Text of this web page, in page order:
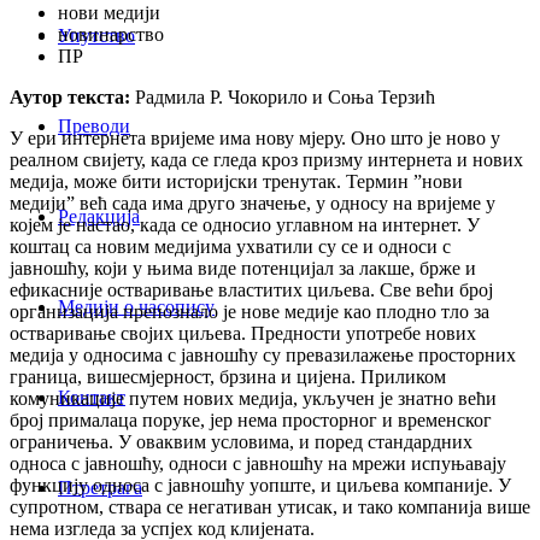
Упутство
Преводи
Редакција
Медији о часопису
Контакт
Птретрага
нови медији
новинарство
ПР
Аутор текста: Радмила Р. Чокорило и Соња Терзић
У ери интернета вријеме има нову мјеру. Oно што је ново у
реалном свијету, када се гледа кроз призму интернета и нових
медија, може бити историјски тренутак. Термин ”нови
медији” већ сада има друго значење, у односу на вријеме у
којем је настао, када се односио углавном на интернет. У
коштац са новим медијима ухватили су се и односи с
јавношћу, који у њима виде потенцијал за лакше, брже и
ефикасније остваривање властитих циљева. Све већи број
организација препознало је нове медије као плодно тло за
остваривање својих циљева. Предности употребе нових
медија у односима с јавношћу су превазилажење просторних
граница, вишесмјерност, брзина и цијена. Приликом
комуникације путем нових медија, укључен је знатно већи
број прималаца поруке, јер нема просторног и временског
ограничења. У оваквим условима, и поред стандардних
односа с јавношћу, односи с јавношћу на мрежи испуњавају
функцију односа с јавношћу уопште, и циљева компаније. У
супротном, ствара се негативан утисак, и тако компанија више
нема изгледа за успјех код клијената.